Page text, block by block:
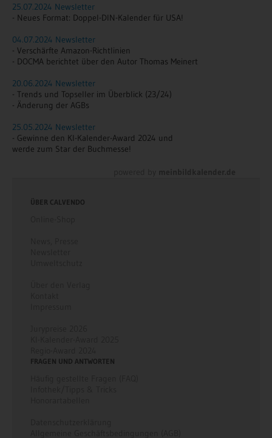
25.07.2024 Newsletter
- Neues Format: Doppel-DIN-Kalender für USA!
04.07.2024 Newsletter
- Verschärfte Amazon-Richtlinien
- DOCMA berichtet über den Autor Thomas Meinert
20.06.2024 Newsletter
- Trends und Topseller im Überblick (23/24)
- Änderung der AGBs
25.05.2024 Newsletter
- Gewinne den KI-Kalender-Award 2024 und
werde zum Star der Buchmesse!
ÜBER CALVENDO
FRAGEN UND ANTWORTEN